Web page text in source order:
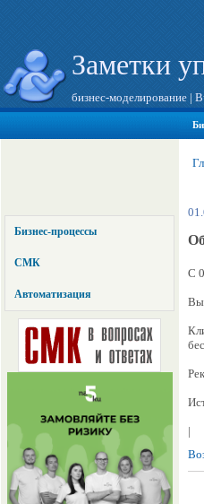
Заметки
бизнес-моделирование |
Бизнес-процессы
СМК
Автоматизация
С
Вы
|